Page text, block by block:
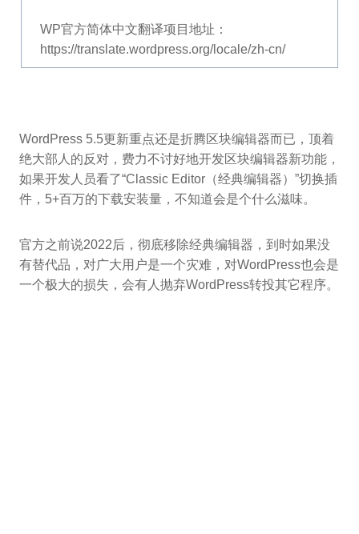
WP官方简体中文翻译项目地址：
https://translate.wordpress.org/locale/zh-cn/
WordPress 5.5更新重点还是折腾区块编辑器而已，顶着
绝大部人的反对，费力不讨好地开发区块编辑器新功能，
如果开发人员看了“Classic Editor（经典编辑器）”切换插
件，5+百万的下载安装量，不知道会是个什么滋味。
官方之前说2022后，彻底移除经典编辑器，到时如果没
有替代品，对广大用户是一个灾难，对WordPress也会是
一个极大的损失，会有人抛弃WordPress转投其它程序。